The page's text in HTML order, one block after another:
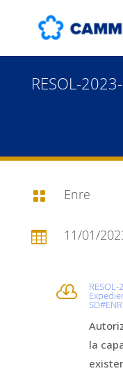
RESOL-
 Enre
 11/01/
 RESOL-
la